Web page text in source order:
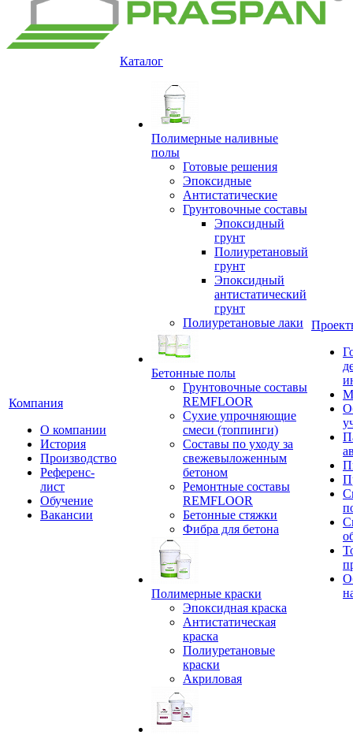
Компания
О компании
История
Производство
Референс-
лист
Обучение
Вакансии
Каталог
Полимерные наливные
полы
Готовые решения
Эпоксидные
Антистатические
Грунтовочные составы
Эпоксидный
грунт
Полиуретановый
грунт
Эпоксидный
антистатический
грунт
Полиуретановые лаки
Бетонные полы
Грунтовочные составы
REMFLOOR
Сухие упрочняющие
смеси (топпинги)
Составы по уходу за
свежевыложенным
бетоном
Ремонтные составы
REMFLOOR
Бетонные стяжки
Фибра для бетона
Полимерные краски
Эпоксидная краска
Антистатическая
краска
Полиуретановые
краски
Акриловая